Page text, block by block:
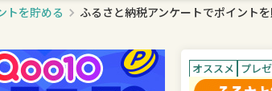
トを貯める ふるさと納税アンケートでポイントを
オススメ プレ